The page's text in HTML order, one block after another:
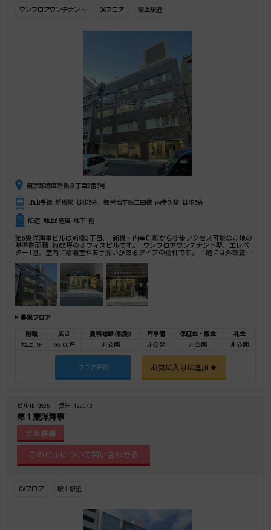
ワンフロアワンテナント OAフロア 駅上駅近
東京都港区新橋３丁目2番5号
JR山手線 新橋駅 徒歩5分、都営地下鉄三田線 内幸町駅 徒歩5分
RC造 地上6階建 地下1階
第5東洋海事ビルは新橋3丁目、 新橋・内幸町駅から徒歩アクセス可能な立地の
基準階面積 約65坪のオフィスビルです。 ワンフロアワンテナント型、エレベー
ター1基、室内に給湯室やお手洗いがあるタイプの物件です。 1階には外部貸し
募集フロア
階数 広さ 賃料総額(税別) 坪単価 保証金・敷金
礼金
地上 5F
55.00坪 非公開 非公開 非公開 非公開
フロア詳細 お気に入りに追加
ビルID-3525 築年-1980/3
第１東洋海事
ビル詳細
OAフロア 駅上駅近